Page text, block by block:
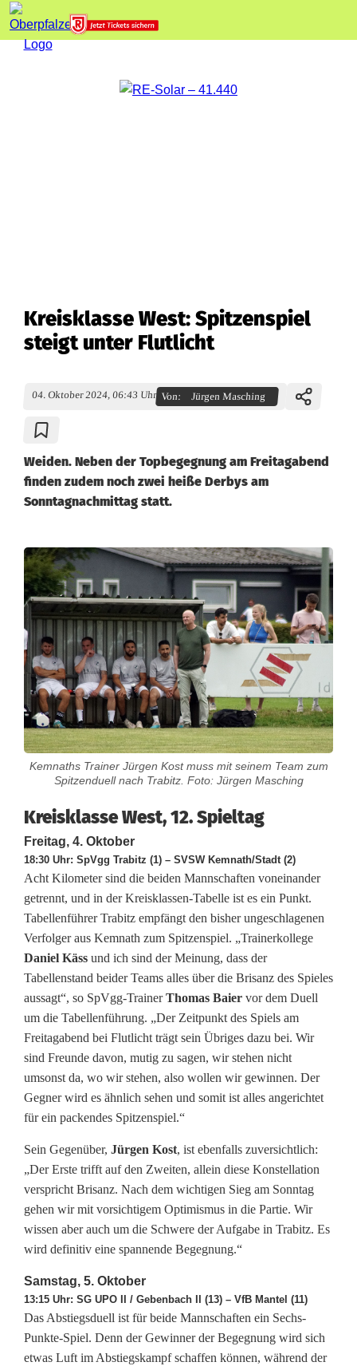
Kreisklasse West: Spitzenspiel
steigt unter Flutlicht
04. Oktober 2024, 06:43 Uhr Von: Jürgen Masching
Weiden. Neben der Topbegegnung am Freitagabend
finden zudem noch zwei heiße Derbys am
Sonntagnachmittag statt.
K
r
e
i
s
k
l
a
s
e
W
e
s
t
:
S
p
i
z
e
n
s
p
i
e
Kemnaths Trainer Jürgen Kost muss mit seinem Team zum
Spitzenduell nach Trabitz. Foto: Jürgen Masching
Kreisklasse West, 12. Spieltag
Freitag, 4. Oktober
18:30 Uhr: SpVgg Trabitz (1) – SVSW Kemnath/Stadt (2)
Acht Kilometer sind die beiden Mannschaften voneinander
getrennt, und in der Kreisklassen-Tabelle ist es ein Punkt.
Tabellenführer Trabitz empfängt den bisher ungeschlagenen
Verfolger aus Kemnath zum Spitzenspiel. „Trainerkollege
Daniel Käss und ich sind der Meinung, dass der
Tabellenstand beider Teams alles über die Brisanz des Spieles
aussagt“, so SpVgg-TrainerThomas Baier vor dem Duell
um die Tabellenführung. „Der Zeitpunkt des Spiels am
Freitagabend bei Flutlicht trägt sein Übriges dazu bei. Wir
sind Freunde davon, mutig zu sagen, wir stehen nicht
umsonst da, wo wir stehen, also wollen wir gewinnen. Der
Gegner wird es ähnlich sehen und somit ist alles angerichtet
für ein packendes Spitzenspiel.“
Sein Gegenüber, Jürgen Kost, ist ebenfalls zuversichtlich:
„Der Erste trifft auf den Zweiten, allein diese Konstellation
verspricht Brisanz. Nach dem wichtigen Sieg am Sonntag
gehen wir mit vorsichtigem Optimismus in die Partie. Wir
wissen aber auch um die Schwere der Aufgabe in Trabitz. Es
wird definitiv eine spannende Begegnung.“
Samstag, 5. Oktober
13:15 Uhr: SG UPO II / Gebenbach II (13) – VfB Mantel (11)
Das Abstiegsduell ist für beide Mannschaften ein Sechs-
Punkte-Spiel. Denn der Gewinner der Begegnung wird sich
etwas Luft im Abstiegskampf schaffen können, während der